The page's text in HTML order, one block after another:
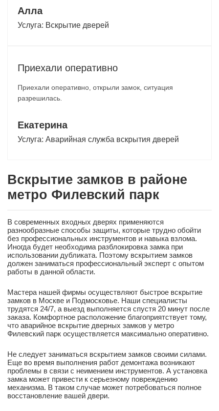
Вскрытие замков в районе
метро Филевский парк
В современных входных дверях применяются
разнообразные способы защиты, которые трудно обойти
без профессиональных инструментов и навыка взлома.
Иногда будет необходима разблокировка замка при
использовании дубликата. Поэтому вскрытием замков
должен заниматься профессиональный эксперт с опытом
работы в данной области.
Мастера нашей фирмы осуществляют быстрое вскрытие
замков в Москве и Подмосковье. Наши специалисты
трудятся 24/7, а выезд выполняется спустя 20 минут после
заказа. Комфортное расположение благоприятствует тому,
что аварийное вскрытие дверных замков у метро
Филевский парк осуществляется максимально оперативно.
Не следует заниматься вскрытием замков своими силами.
Еще во время выполнения работ демонтажа возникают
проблемы в связи с неимением инструментов. А установка
замка может привести к серьезному повреждению
механизма. В таком случае может потребоваться полное
восстановление вашей двери.
Алла
Услуга: Вскрытие дверей
Приехали оперативно
Приехали оперативно, открыли замок, ситуация
разрешилась.
Екатерина
Услуга: Аварийная служба вскрытия дверей